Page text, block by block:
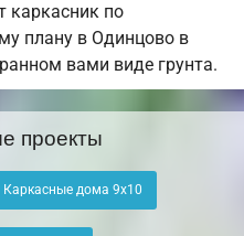
каркасник по
плану в Одинцово в
вами виде грунта.
проекты
Каркасные дома 9х10